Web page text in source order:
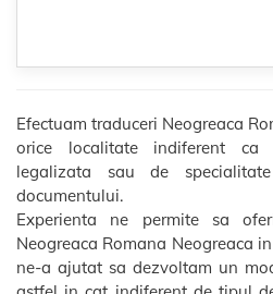
Efectuam traduceri Neogreaca
orice localitate indiferent ca
legalizata sau de
documentului.
Experienta ne permite sa
Neogreaca Romana Neogreaca
ne-a ajutat sa dezvoltam un